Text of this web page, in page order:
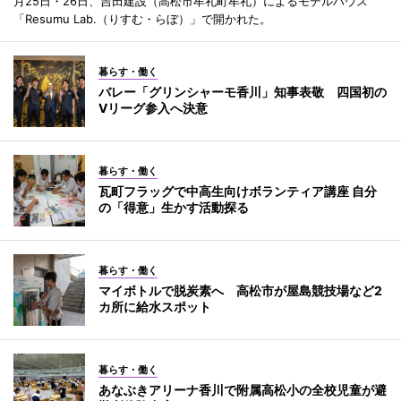
「Resumu Lab.（りすむ・らぼ）」で開かれた。
暮らす・働く
バレー「グリンシャーモ香川」知事表敬 四国初の
Vリーグ参入へ決意
暮らす・働く
瓦町フラッグで中高生向けボランティア講座 自分
の「得意」生かす活動探る
暮らす・働く
マイボトルで脱炭素へ 高松市が屋島競技場など2
カ所に給水スポット
暮らす・働く
あなぶきアリーナ香川で附属高松小の全校児童が避